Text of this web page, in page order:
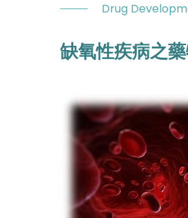
Drug
缺氧性疾病之